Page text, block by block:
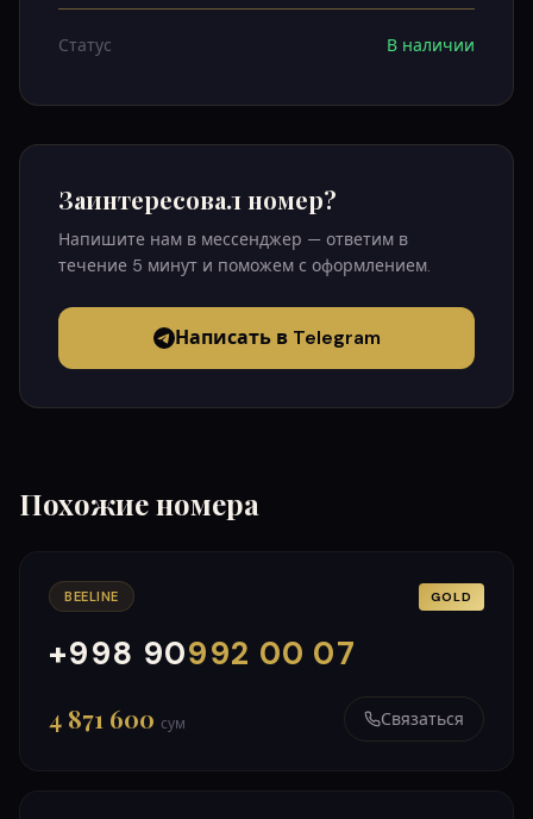
Статус В наличии
Заинтересовал номер?
Напишите нам в мессенджер — ответим в
течение 5 минут и поможем с оформлением.
Написать в Telegram
Похожие номера
BEELINE GOLD
+998 90992 00 07
000
999
4 871 600 сум Связаться